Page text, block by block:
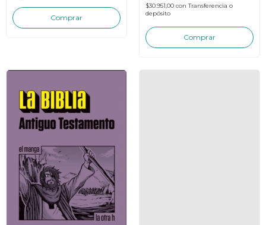
$30.951,00 con Transferencia o
depósito